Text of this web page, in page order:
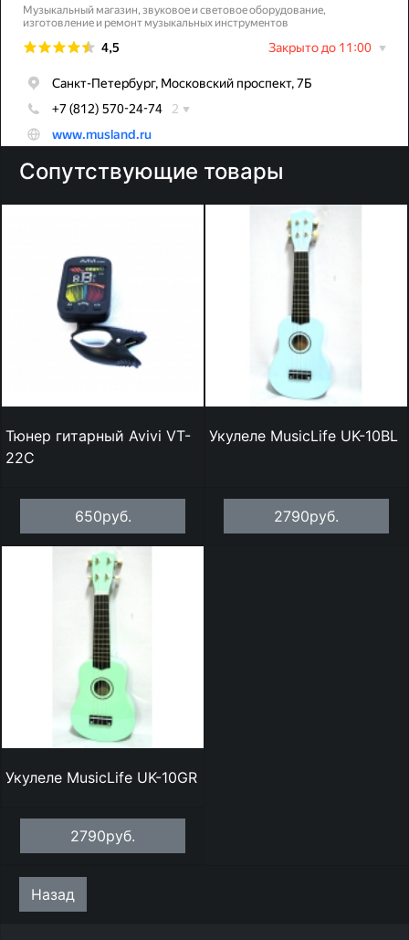
Сопутствующие товары
Тюнер гитарный Avivi VT-
22C
650руб.
Укулеле MusicLife UK-10BL
2790руб.
Укулеле MusicLife UK-10GR
2790руб.
Назад